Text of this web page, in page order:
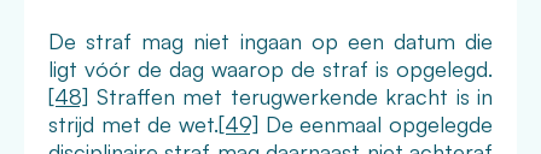
De straf mag niet ingaan op een datum die
ligt vóór de dag waarop de straf is opgelegd.
[48] Straffen met terugwerkende kracht is in
strijd met de wet.[49] De eenmaal opgelegde